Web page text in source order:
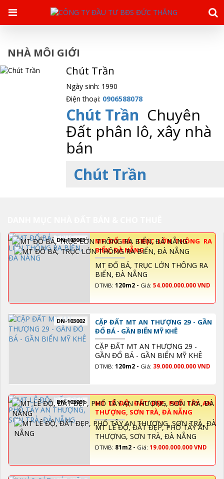
NHÀ MÔI GIỚI
Chút Trần
Ngày sinh: 1990
Điện thoại: 0906588078
Chút Trần Chuyên
Đất phân lô, xây nhà
bán
Chút Trần
DN-103003
MT ĐỔ BÁ, TRỤC LỚN THÔNG RA
BIỂN, ĐÀ NẴNG
MT ĐỔ BÁ, TRỤC LỚN THÔNG RA
BIỂN, ĐÀ NẴNG
DTMB: 120m2 - Giá: 54.000.000.000 VND
DN-103002
CẶP ĐẤT MT AN THƯỢNG 29 - GẦN
ĐỔ BÁ - GẦN BIỂN MỸ KHÊ
CẶP ĐẤT MT AN THƯỢNG 29 -
GẦN ĐỔ BÁ - GẦN BIỂN MỸ KHÊ
DTMB: 120m2 - Giá: 39.000.000.000 VND
DN-103001
MT LÊ ĐỘ, ĐẤT ĐẸP, PHỐ TÂY AN
THƯỢNG, SƠN TRÀ, ĐÀ NẴNG
MT LÊ ĐỘ, ĐẤT ĐẸP, PHỐ TÂY AN
THƯỢNG, SƠN TRÀ, ĐÀ NẴNG
DTMB: 81m2 - Giá: 19.000.000.000 VND